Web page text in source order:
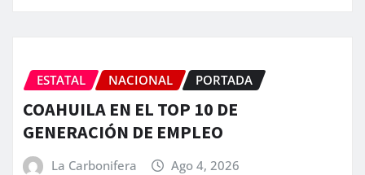
ESTATAL NACIONAL PORTADA
COAHUILA EN EL TOP 10 DE
GENERACIÓN DE EMPLEO
La Carbonifera Ago 4, 2026